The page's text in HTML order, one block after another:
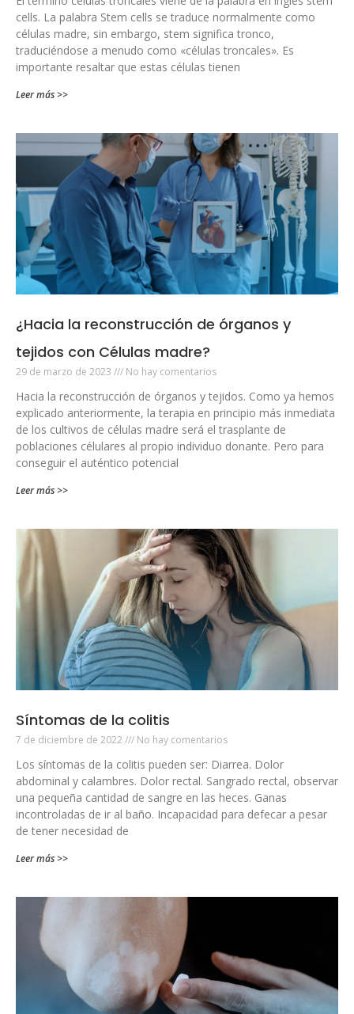
cells. La palabra Stem cells se traduce normalmente como
células madre, sin embargo, stem significa tronco,
traduciéndose a menudo como «células troncales». Es
importante resaltar que estas células tienen
Leer más >>
¿Hacia la reconstrucción de órganos y
tejidos con Células madre?
29 de marzo de 2023 No hay comentarios
Hacia la reconstrucción de órganos y tejidos. Como ya hemos
explicado anteriormente, la terapia en principio más inmediata
de los cultivos de células madre será el trasplante de
poblaciones célulares al propio individuo donante. Pero para
conseguir el auténtico potencial
Leer más >>
Síntomas de la colitis
7 de diciembre de 2022 No hay comentarios
Los síntomas de la colitis pueden ser: Diarrea. Dolor
abdominal y calambres. Dolor rectal. Sangrado rectal, observar
una pequeña cantidad de sangre en las heces. Ganas
incontroladas de ir al baño. Incapacidad para defecar a pesar
de tener necesidad de
Leer más >>